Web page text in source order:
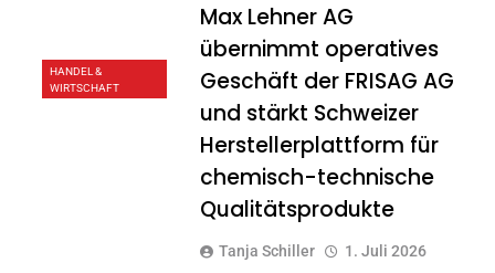
HANDEL &
WIRTSCHAFT
Max Lehner AG
übernimmt operatives
Geschäft der FRISAG AG
und stärkt Schweizer
Herstellerplattform für
chemisch-technische
Qualitätsprodukte
Tanja Schiller 1. Juli 2026